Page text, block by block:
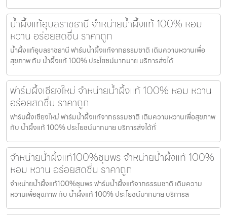
น้ำผึ้งแท้อุบลราชธานี จำหน่ายน้ำผึ้งแท้ 100% หอม
หวาน อร่อยสดชื่น ราคาถูก
น้ำผึ้งแท้อุบลราชธานี ฟาร์มน้ำผึ้งแท้จากธรรมชาติ เติมความหวานเพื่อ
สุขภาพ กับ น้ำผึ้งแท้ 100% ประโยชน์มากมาย บริการส่งได้
ฟาร์มผึ้งเชียงใหม่ จำหน่ายน้ำผึ้งแท้ 100% หอม หวาน
อร่อยสดชื่น ราคาถูก
ฟาร์มผึ้งเชียงใหม่ ฟาร์มน้ำผึ้งแท้จากธรรมชาติ เติมความหวานเพื่อสุขภาพ
กับ น้ำผึ้งแท้ 100% ประโยชน์มากมาย บริการส่งได้ทั่
จำหน่ายน้ำผึ้งแท้100%ชุมพร จำหน่ายน้ำผึ้งแท้ 100%
หอม หวาน อร่อยสดชื่น ราคาถูก
จำหน่ายน้ำผึ้งแท้100%ชุมพร ฟาร์มน้ำผึ้งแท้จากธรรมชาติ เติมความ
หวานเพื่อสุขภาพ กับ น้ำผึ้งแท้ 100% ประโยชน์มากมาย บริการส